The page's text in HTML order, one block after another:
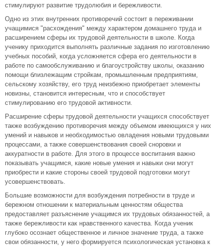
стимулируют развитие трудолюбия и бережливости.
Одно из этих внутренних противоречий состоит в переживании
учащимися "расхождения" между характером домашнего труда и
расширением сферы их трудовой деятельности в школе. Когда
ученику приходится выполнять различные задания по изготовлению
учебных пособий, когда усложняется сфера его деятельности в
работе по самообслуживанию и благоустройству школы, оказанию
помощи близлежащим стройкам, промышленным предприятиям,
сельскому хозяйству, его труд неизбежно приобретает элементы
новизны, становится интересным, что и способствует
стимулированию его трудовой активности.
Расширение сферы трудовой деятельности учащихся способствует
также возбуждению противоречия между объемом имеющихся у них
умений и навыков и необходимостью овладения новыми трудовыми
процессами, а также совершенствования своей сноровки и
аккуратности в работе. Для этого в процессе воспитания важно
показывать учащимся, какие новые умения и навыки они могут
приобрести и какие стороны своей трудовой подготовки могут
усовершенствовать.
Большие возможности для возбуждения потребности в труде и
бережном отношении к материальным ценностям общества
предоставляет разъяснение учащимся их трудовых обязанностей, а
также бережливости как нравственного качества. Когда ученик
глубоко осознает общественное и личное значение труда, а также
свои обязанности, у него формируется психологическая установка к